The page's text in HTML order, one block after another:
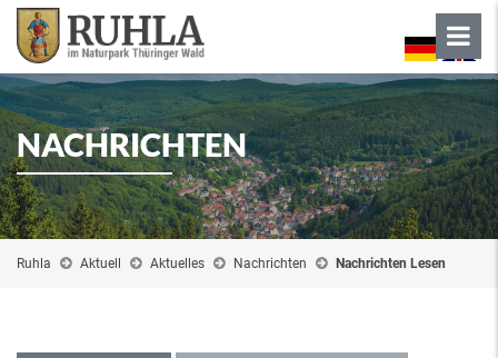
NACHRICHTEN
Ruhla Aktuell Aktuelles Nachrichten Nachrichten Lesen